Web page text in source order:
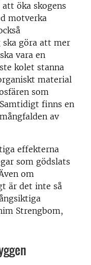
öka skogens
motverka
göra att mer
vara en
kolet stanna
material
som
finns en
av
effekterna
som gödslats
om
är det inte så
Strengbom,